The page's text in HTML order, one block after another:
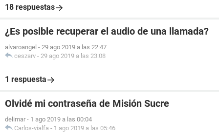
18 respuestas
¿Es posible recuperar el audio de una llamada?
alvaroangel - 29 ago 2019 a las 22:47
ceszarv - 29 ago 2019 a las 23:08
1 respuesta
Olvidé mi contraseña de Misión Sucre
delimar - 1 ago 2019 a las 00:04
Carlos-vialfa - 1 ago 2019 a las 05:46